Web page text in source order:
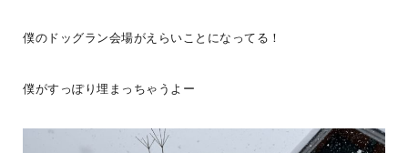
僕のドッグラン会場がえらいことになってる！
僕がすっぽり埋まっちゃうよー